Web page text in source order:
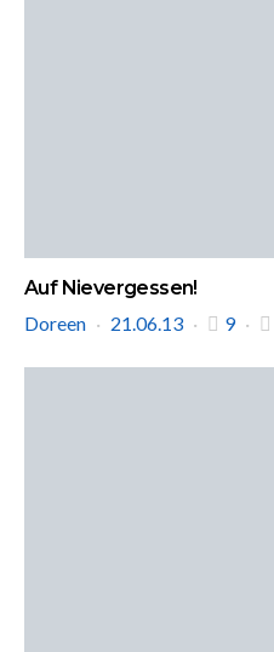
Auf Nievergessen!
Doreen
21.06.13 9